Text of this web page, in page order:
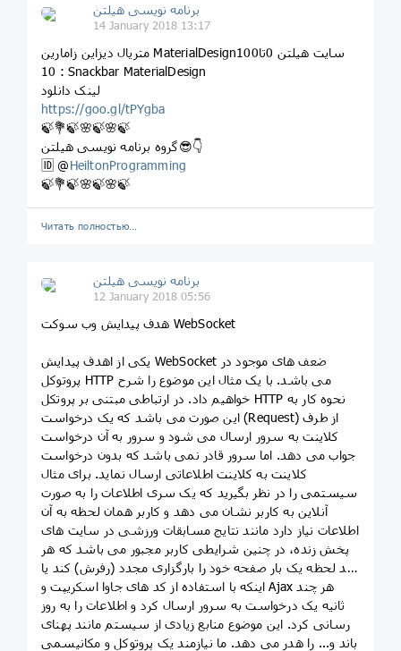
برنامه نویسی هیلتن
14 January 2018 13:17
متریال دیزاین زامارین MaterialDesignسایت هیلتن 0تا100
10 : Snackbar MaterialDesign
لینک دانلود
https://goo.gl/tPYgba
🍃💐🍃🌸🍃🌸🍃
گروه برنامه نویسی هیلتن😎👇
🆔 @HeiltonProgramming
🍃💐🍃🌸🍃🌸🍃
Читать полностью…
برنامه نویسی هیلتن
12 January 2018 05:56
هدف پیدایش وب سوکت WebSocket
یکی از اهدف پیدایش WebSocket ضعف های موجود در
پروتوکل HTTP می باشد. با یک مثال این موضوع را شرح
خواهیم داد. در ارتباطی مبتنی بر پروتکل HTTP نحوه کار به
این صورت می باشد که یک درخواست (Request) از طرف
کلاینت به سرور ارسال می شود و سرور به آن درخواست
جواب می دهد. اما سرور قادر نمی باشد که بدون درخواست
کلاینت به کلاینت اطلاعاتی ارسال نماید. برای مثال
سیستمی را در نظر بگیرید که یک سری اطلاعات را به صورت
آنلاین به کاربر نشان می دهد و کاربر همان لحظه به آن
اطلاعات نیاز دارد مانند نتایج مسابقات ورزشی در سایت های
پخش زنده، در چنین شرایطی کاربر مجبور می باشد که هر
چند لحظه یک بار صفحه خود را بارگزاری مجدد (رفرش) کند یا
اینکه با استفاده از کد های جاوا اسکریپت و Ajax هر چند
ثانیه یک درخواست به سرور ارسال کرد و اطلاعات را به روز
رسانی کرد. این موضوع منابع زیادی از سیستم مانند پهنای
باند و... را هدر می دهد. ما نیازمند یک پروتوکل و مکانیسمی